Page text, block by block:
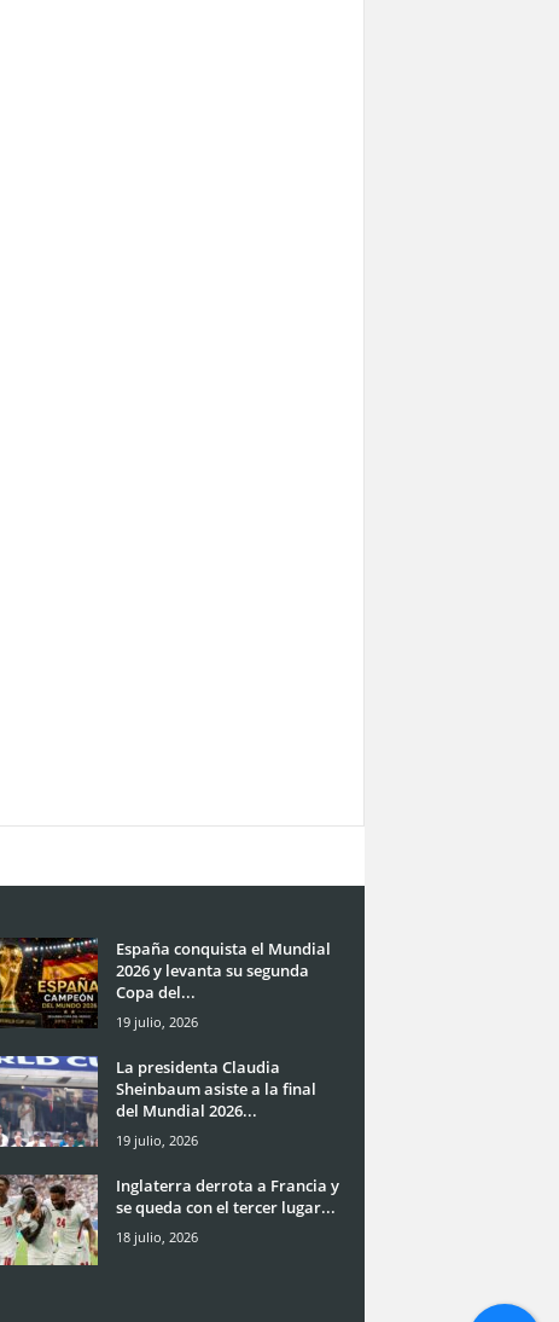
España conquista el Mundial
2026 y levanta su segunda
Copa del...
19 julio, 2026
La presidenta Claudia
Sheinbaum asiste a la final
del Mundial 2026...
19 julio, 2026
Inglaterra derrota a Francia y
se queda con el tercer lugar...
18 julio, 2026